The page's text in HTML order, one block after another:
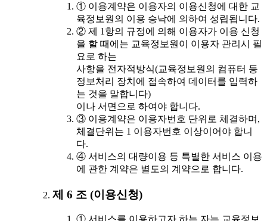
① 이용계약은 이용자의 이용신청에 대한 교
육정보원의 이용 승낙에 의하여 성립됩니다.
② 제 1항의 규정에 의해 이용자가 이용 신청
을 할 때에는 교육정보원이 이용자 관리시 필
요로 하는
사항을 전자적방식(교육정보원의 컴퓨터 등
정보처리 장치에 접속하여 데이터를 입력하
는 것을 말합니다)
이나 서면으로 하여야 합니다.
③ 이용계약은 이용자번호 단위로 체결하며,
체결단위는 1 이용자번호 이상이어야 합니
다.
④ 서비스의 대량이용 등 특별한 서비스 이용
에 관한 계약은 별도의 계약으로 합니다.
제 6 조 (이용신청)